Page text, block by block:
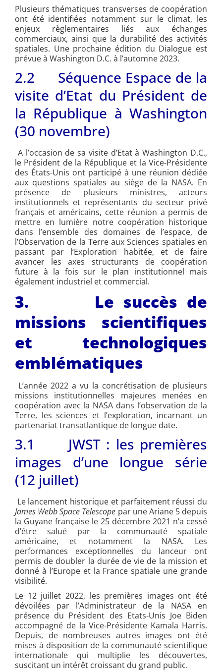
Plusieurs thématiques transverses de coopération
ont été identifiées notamment sur le climat, les
enjeux règlementaires liés aux échanges
commerciaux, ainsi que la durabilité des activités
spatiales. Une prochaine édition du Dialogue est
prévue à Washington D.C. à l’automne 2023.
2.2 Séquence Espace de la
visite d’Etat du Président de
la République à Washington
(30 novembre)
A l’occasion de sa visite d’Etat à Washington D.C.,
le Président de la République et la Vice-Présidente
des États-Unis ont participé à une réunion dédiée
aux questions spatiales au siège de la NASA. En
présence de plusieurs ministres, acteurs
institutionnels et représentants du secteur privé
français et américains, cette réunion a permis de
mettre en lumière notre coopération historique
dans l’ensemble des domaines de l’espace, de
l’Observation de la Terre aux Sciences spatiales en
passant par l’Exploration habitée, et de faire
avancer les axes structurants de coopération
future à la fois sur le plan institutionnel mais
également industriel et commercial.
3. Le succès de
missions scientifiques
et technologiques
emblématiques
L’année 2022 a vu la concrétisation de plusieurs
missions institutionnelles majeures menées en
coopération avec la NASA dans l’observation de la
Terre, les sciences et l’exploration, incarnant un
partenariat transatlantique de longue date.
3.1 JWST : les premières
images d’une longue série
(12 juillet)
Le lancement historique et parfaitement réussi du
James Webb Space Telescope par une Ariane 5 depuis
la Guyane française le 25 décembre 2021 n’a cessé
d’être salué par la communauté spatiale
américaine, et notamment la NASA. Les
performances exceptionnelles du lanceur ont
permis de doubler la durée de vie de la mission et
donné à l’Europe et la France spatiale une grande
visibilité.
Le 12 juillet 2022, les premières images ont été
dévoilées par l’Administrateur de la NASA en
présence du Président des Etats-Unis Joe Biden
accompagné de la Vice-Présidente Kamala Harris.
Depuis, de nombreuses autres images ont été
mises à disposition de la communauté scientifique
internationale qui multiplie les découvertes,
suscitant un intérêt croissant du grand public.